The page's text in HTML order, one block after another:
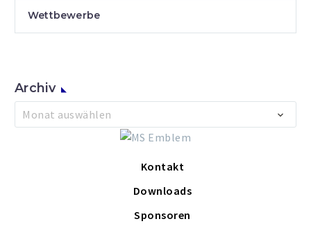
Wettbewerbe
Archiv
Archiv
Monat auswählen
Kontakt
Downloads
Sponsoren